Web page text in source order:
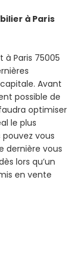
à Paris
Paris 75005
Avant
possible de
optimiser
le plus
vous
dernière vous
lors qu’un
en vente